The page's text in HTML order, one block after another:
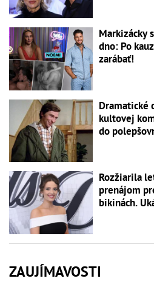
Markizácky
dno: Po
zarábať!
Dramatické
kultovej
do
Rozžiarila
prenájom
bikinách.
ZAUJÍMAVOSTI